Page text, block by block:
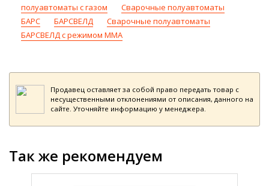
полуавтоматы с газом
Сварочные полуавтоматы
БАРС
БАРСВЕЛД
Сварочные полуавтоматы
БАРСВЕЛД с режимом ММА
Продавец оставляет за собой право передать товар с
несущественными отклонениями от описания, данного на
сайте. Уточняйте информацию у менеджера.
Так же рекомендуем